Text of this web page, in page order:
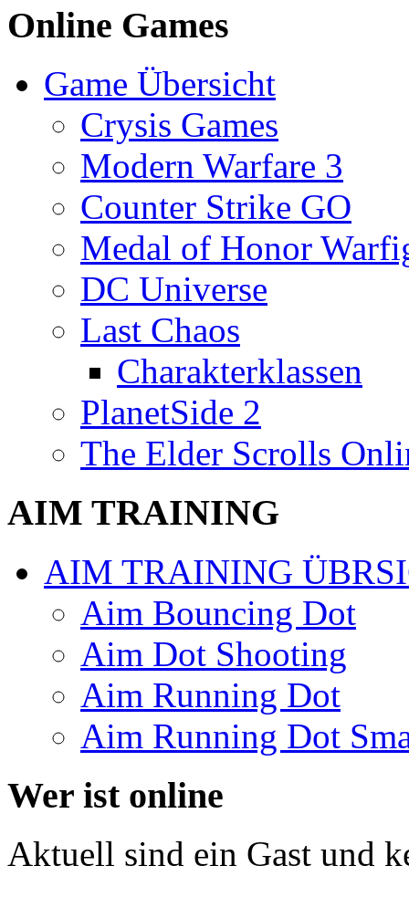
Online Games
Game Übersicht
Crysis Games
Modern Warfare 3
Counter Strike GO
Medal of Honor
DC Universe
Last Chaos
Charakterklassen
PlanetSide 2
The Elder Scrolls
AIM TRAINING
AIM TRAINING
Aim Bouncing Dot
Aim Dot Shooting
Aim Running Dot
Aim Running Dot
Wer ist online
Aktuell sind ein Gast und